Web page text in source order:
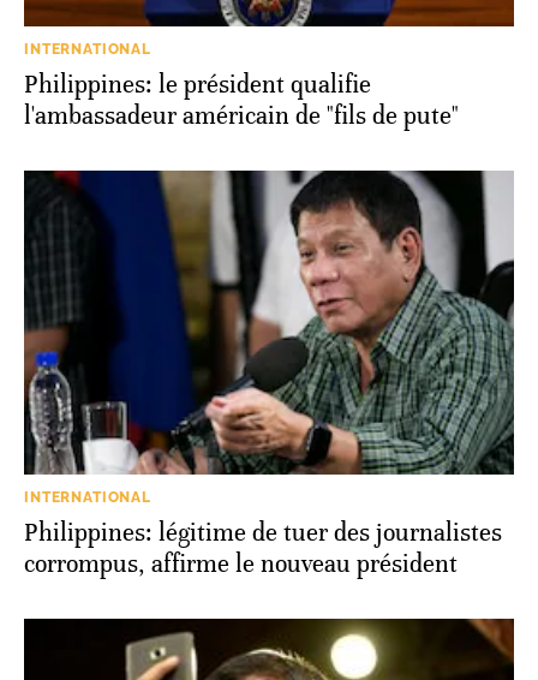
INTERNATIONAL
Philippines: le président qualifie
l'ambassadeur américain de "fils de pute"
INTERNATIONAL
Philippines: légitime de tuer des journalistes
corrompus, affirme le nouveau président